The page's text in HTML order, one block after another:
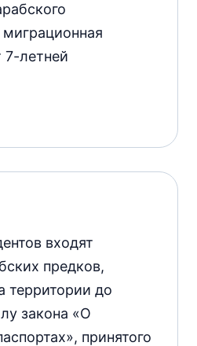
7-летней
имеют право
входят
предков,
территории до
закона «О
принятого